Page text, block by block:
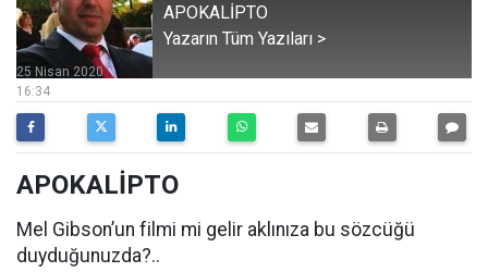
APOKALİPTO
Yazarın Tüm Yazıları >
16:34
25 Nisan 2020
APOKALİPTO
Mel Gibson’un filmi mi gelir aklınıza bu sözcüğü
duyduğunuzda?..